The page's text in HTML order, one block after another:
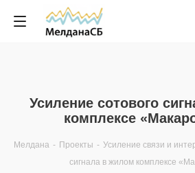
Усиление сотового
комплексе
Мелдана - Проекты - Усиление связи и
сигнала в жилом комплексе